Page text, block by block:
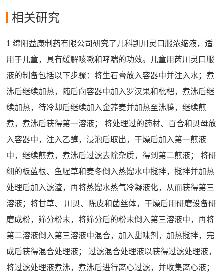
相关研究
1 绵阳益康制药有限公司研究了儿科凯川灵口服浓缩液，适
用于儿童，具有缓解咳嗽和哮喘的功效。儿童用芮川灵口服
液的制备包括以下步骤：将生石膏放入容器中并注入水；煮
沸后继续加热，随后向容器中加入罗汉果和枇杷，煮沸后继
续加热，待冷却后继续加入金荞麦并加热至沸腾，继续煎
煮，煮沸后获得第一溶液； 将处理过的药材、百合和贝母放
入容器中，注入乙醇，浸泡后取出，干燥后加入第一煎液
中，继续煎煮，煮沸后过滤去除杂质，得到第二煎液； 将研
细的板蓝根、鱼腥草和麦冬倒入蒸馏水中搅拌，搅拌并加热
处理后加入滤渣，再将蒸馏水蒸气冷凝液化，从而获得第三
溶液；将甘草、 川贝、陈皮和菌丝体，干燥后用研磨设备研
磨成粉，筛分粉末，将筛分后的粉末倒入第三溶液中，再将
第二溶液倒入第三溶液中混合，加入甜味剂，加热搅拌，完
成后获得混合处理液； 过滤混合处理液以获得过滤处理液，
将过滤处理液煮沸，煮沸后进行离心过滤，并收集离心液；